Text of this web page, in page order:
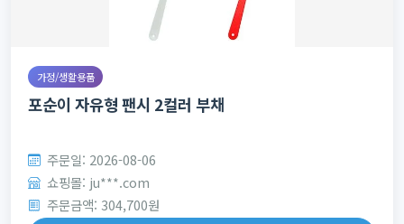
가정/생활용품
포순이 자유형 팬시 2컬러 부채
주문일: 2026-08-06
쇼핑몰: ju***.com
주문금액: 304,700원